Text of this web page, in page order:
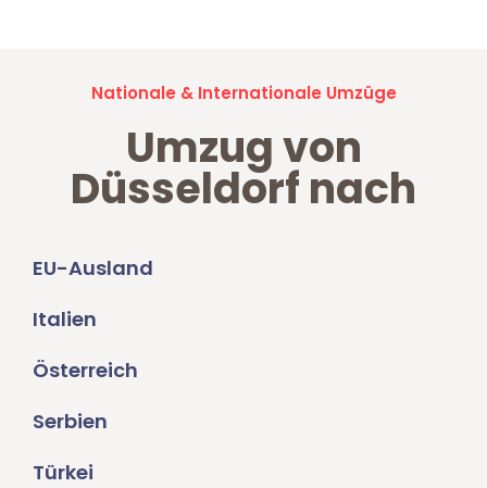
Nationale & Internationale Umzüge
Umzug von
Düsseldorf nach
EU-Ausland
Italien
Österreich
Serbien
Türkei